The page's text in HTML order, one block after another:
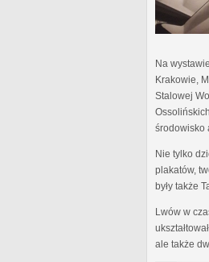
Na
Krakowie,
Stalowej
środowisko
Nie tylko
plakatów,
były także
Lwów w
ale także